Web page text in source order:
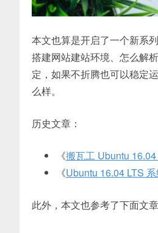
本文也算是开启了一个新系
搭建网站建站环境、怎么解
定，如果不折腾也可以稳定
么样。
历史文章：
《搬瓦工 Ubuntu
《Ubuntu 16.04 LTS
此外，本文也参考了下面文章